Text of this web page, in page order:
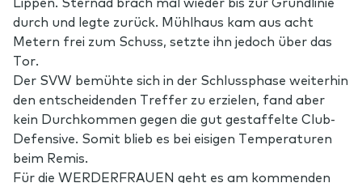
durch und legte zurück. Mühlhaus kam aus acht
Metern frei zum Schuss, setzte ihn jedoch über das
Tor.
Der SVW bemühte sich in der Schlussphase weiterhin
den entscheidenden Treffer zu erzielen, fand aber
kein Durchkommen gegen die gut gestaffelte Club-
Defensive. Somit blieb es bei eisigen Temperaturen
beim Remis.
Für die WERDERFRAUEN geht es am kommenden